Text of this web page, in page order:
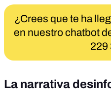
¿Crees que te ha
en nuestro chatbot
229
La narrativa